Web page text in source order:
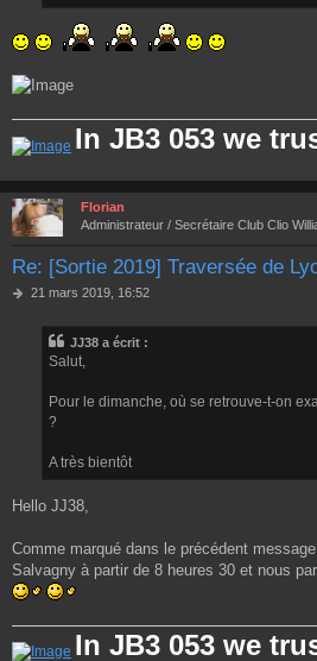
In JB3 053 we
Florian
Administrateur / Secrétaire Club Clio
Re: [Sortie 2019] Traversée de
M
21 mars 2019, 16:52
JJ38 a écrit :
Salut,
Pour le dimanche, où se retrouve-t-on
?
A très bientôt
Hello JJ38,
Comme marqué dans le précédent
Salvagny à partir de 8 heures 30 et nous
In JB3 053 we